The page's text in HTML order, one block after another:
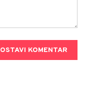
OSTAVI KOMENTAR